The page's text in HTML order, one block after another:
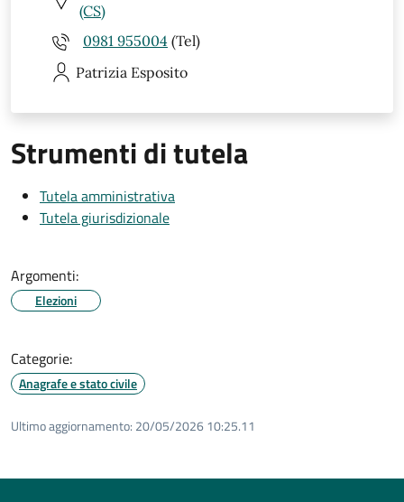
(CS)
0981 955004 (Tel)
Patrizia Esposito
Strumenti di tutela
Tutela amministrativa
Tutela giurisdizionale
Argomenti:
Elezioni
Categorie:
Anagrafe e stato civile
Ultimo aggiornamento: 20/05/2026 10:25.11